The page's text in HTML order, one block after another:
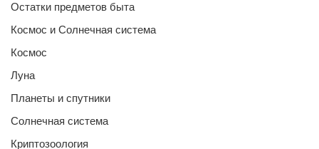
Остатки предметов быта
Космос и Солнечная система
Космос
Луна
Планеты и спутники
Солнечная система
Криптозоология